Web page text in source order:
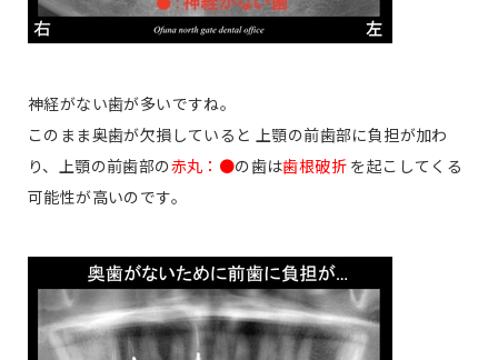
神経がない歯が多いですね。
このまま奥歯が欠損していると 上顎の前歯部に負担が加わ
り、上顎の前歯部の赤丸：●の歯は歯根破折 を起こしてくる
可能性が高いのです。